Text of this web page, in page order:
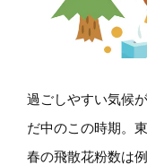
過ごしやすい気候
だ中のこの時期。
春の飛散花粉数は